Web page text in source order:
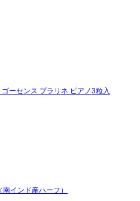
ーセンス プラリネ ピアノ3粒入
インド産ハーフ）